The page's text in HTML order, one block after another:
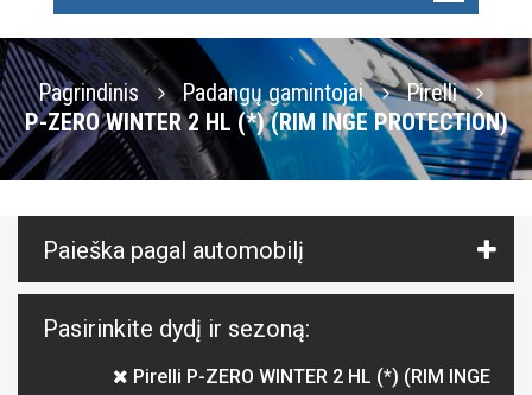
Pagrindinis Padangų gamintojai
Pirelli
P-ZERO WINTER 2 HL (*) (RIM INGE PROTECTION)
Paieška pagal automobilį
Pasirinkite dydį ir sezoną:
Pirelli P-ZERO WINTER 2 HL (*) (RIM INGE